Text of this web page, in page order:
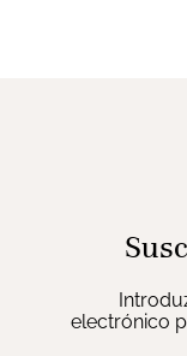
electrónico